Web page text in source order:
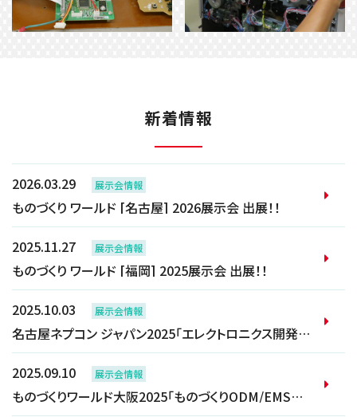
新着情報
2026.03.29 展示会情報
ものづくり ワールド [名古屋] 2026展示会 出展！！
2025.11.27 展示会情報
ものづくり ワールド [福岡] 2025展示会 出展！！
2025.10.03 展示会情報
名古屋ネプコン ジャパン2025「エレクトロニクス開発・実装展」に出展！！
2025.09.10 展示会情報
ものづくりワールド大阪2025「ものづくりODM/EMS展」に出展！！